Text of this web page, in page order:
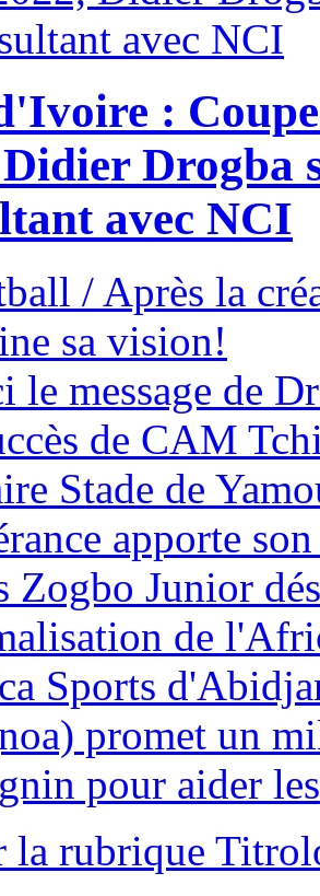
:
Drogba
avec NCI
/ Après la
sa vision!
le message de
de CAM
Stade de
apporte
Zogbo Junior
de
Sports
promet un
pour aider
la rubrique